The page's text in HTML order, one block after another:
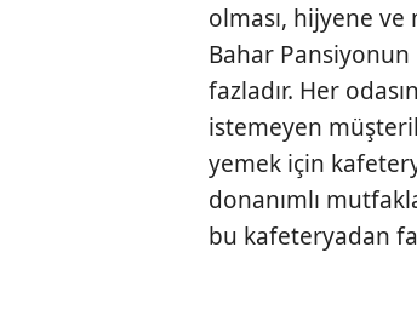
olması, hijyene
Bahar
fazladır. Her
istemeyen
yemek için
donanımlı
bu kafeteryadan